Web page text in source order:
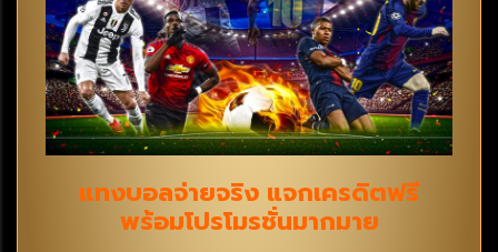
แทงบอลจ่ายจริง แจกเครดิตฟรี
พร้อมโปรโมรชั่นมากมาย